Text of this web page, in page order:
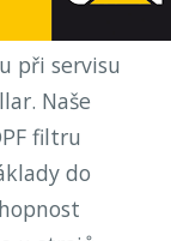
při servisu
Naše
filtru
do